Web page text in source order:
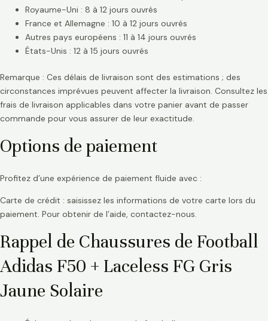
Royaume-Uni : 8 à 12 jours ouvrés
France et Allemagne : 10 à 12 jours ouvrés
Autres pays européens : 11 à 14 jours ouvrés
États-Unis : 12 à 15 jours ouvrés
Remarque : Ces délais de livraison sont des estimations ; des
circonstances imprévues peuvent affecter la livraison. Consultez les
frais de livraison applicables dans votre panier avant de passer
commande pour vous assurer de leur exactitude.
Options de paiement
Profitez d’une expérience de paiement fluide avec :
Carte de crédit : saisissez les informations de votre carte lors du
paiement. Pour obtenir de l’aide, contactez-nous.
Rappel de Chaussures de Football
Adidas F50 + Laceless FG Gris
Jaune Solaire